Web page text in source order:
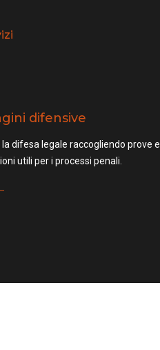
difensive
difesa legale raccogliendo prove e
utili per i processi penali.